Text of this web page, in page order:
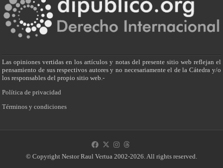
Las opiniones vertidas en los artículos y notas del presente sitio web reflejan el
pensamiento de sus respectivos autores y no necesariamente el de la Cátedra y/o
los responsables del propio sitio web.-
Política de privacidad
Términos y condiciones
© Copyright Nestor Raul Vertua 2002-2026. All rights reserved.